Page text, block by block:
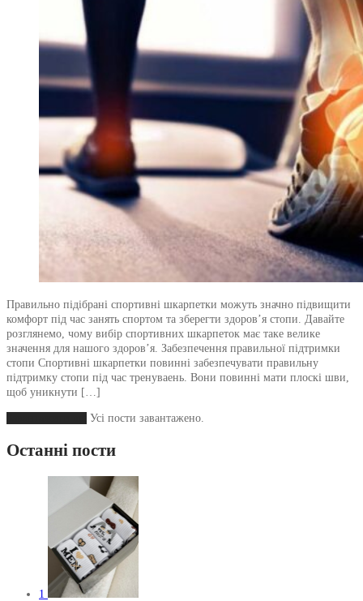
Правильно підібрані спортивні шкарпетки можуть значно підвищити
комфорт під час занять спортом та зберегти здоров’я стопи. Давайте
розглянемо, чому вибір спортивних шкарпеток має таке велике
значення для нашого здоров’я. Забезпечення правильної підтримки
стопи Спортивні шкарпетки повинні забезпечувати правильну
підтримку стопи під час тренуваень. Вони повинні мати плоскі шви,
щоб уникнути […]
Усі пости завантажено.
Останні пости
1